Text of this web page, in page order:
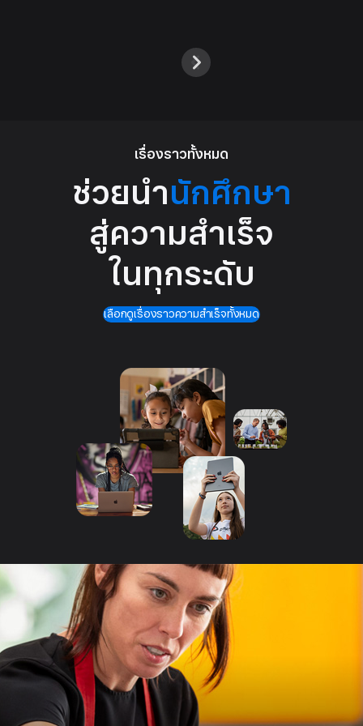
เรื่องราวทั้งหมด
ช่วยนำนักศึกษา
สู่ความสำเร็จ
ในทุกระดับ
เลือกดูเรื่องราวความสำเร็จทั้งหมด